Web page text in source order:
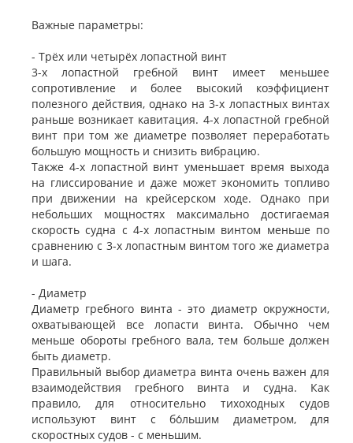
Важные параметры:
- Трёх или четырёх лопастной винт
3-х лопастной гребной винт имеет меньшее
сопротивление и более высокий коэффициент
полезного действия, однако на 3-х лопастных винтах
раньше возникает кавитация. 4-х лопастной гребной
винт при том же диаметре позволяет переработать
большую мощность и снизить вибрацию.
Также 4-х лопастной винт уменьшает время выхода
на глиссирование и даже может экономить топливо
при движении на крейсерском ходе. Однако при
небольших мощностях максимально достигаемая
скорость судна с 4-х лопастным винтом меньше по
сравнению с 3-х лопастным винтом того же диаметра
и шага.
- Диаметр
Диаметр гребного винта - это диаметр окружности,
охватывающей все лопасти винта. Обычно чем
меньше обороты гребного вала, тем больше должен
быть диаметр.
Правильный выбор диаметра винта очень важен для
взаимодействия гребного винта и судна. Как
правило, для относительно тихоходных судов
используют винт с бо́льшим диаметром, для
скоростных судов - с меньшим.